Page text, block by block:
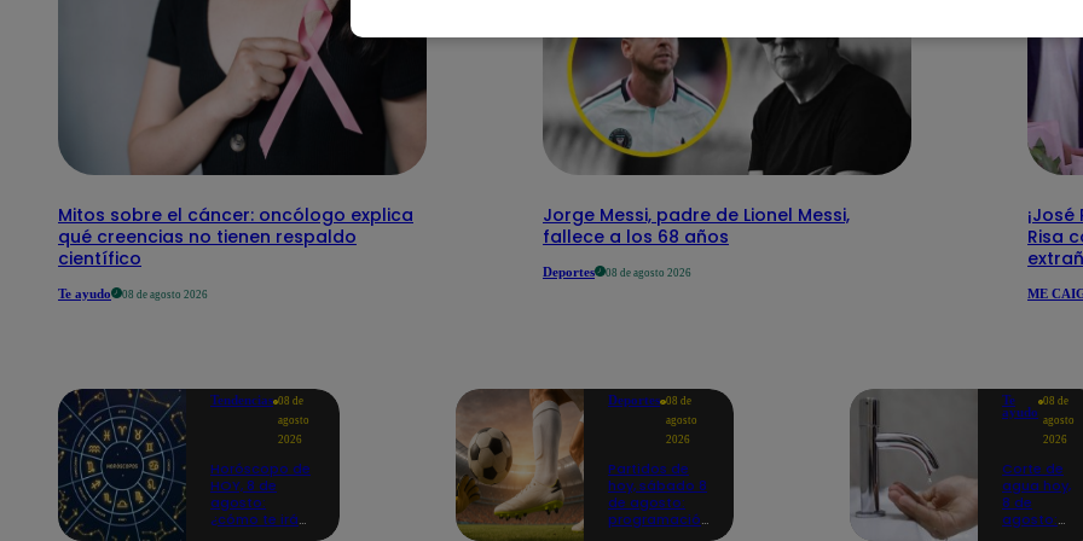
Mitos sobre el cáncer: oncólogo explica
qué creencias no tienen respaldo
científico
Te ayudo 08 de agosto 2026
Jorge Messi, padre de Lionel Messi,
fallece a los 68 años
Deportes 08 de agosto 2026
Risa
ME
Tendencias 08 de
agosto
2026
Horóscopo de
HOY, 8 de
agosto:
¿cómo te irá
Deportes 08 de
agosto
2026
Partidos de
hoy, sábado 8
de agosto:
programación
Te
ayudo
08 de
agosto
2026
Corte de
agua hoy,
8 de
agosto: